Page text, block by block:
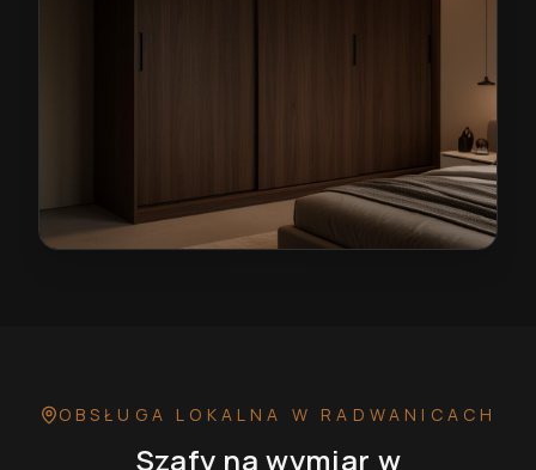
OBSŁUGA LOKALNA W RADWANICACH
Szafy na wymiar w